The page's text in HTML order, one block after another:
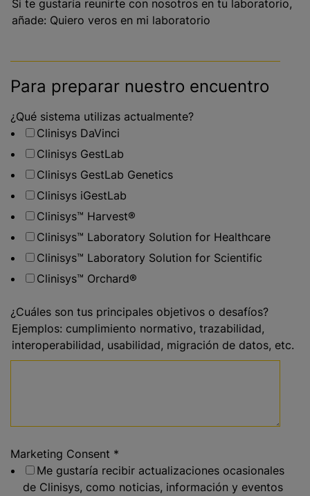
Si te gustaría reunirte con nosotros en tu laboratorio,
añade: Quiero veros en mi laboratorio
Para preparar nuestro encuentro
¿Qué sistema utilizas actualmente?
Clinisys DaVinci
Clinisys GestLab
Clinisys GestLab Genetics
Clinisys iGestLab
Clinisys™ Harvest®
Clinisys™ Laboratory Solution for Healthcare
Clinisys™ Laboratory Solution for Scientific
Clinisys™ Orchard®
¿Cuáles son tus principales objetivos o desafíos?
Ejemplos: cumplimiento normativo, trazabilidad,
interoperabilidad, usabilidad, migración de datos, etc.
Marketing Consent *
Me gustaría recibir actualizaciones ocasionales
de Clinisys, como noticias, información y eventos